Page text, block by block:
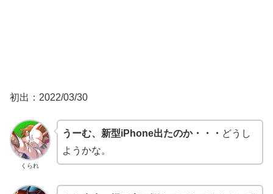
初出：2022/03/30
くられ
うーむ、新型iPhone出たのか・・・ どうし
ようかな。